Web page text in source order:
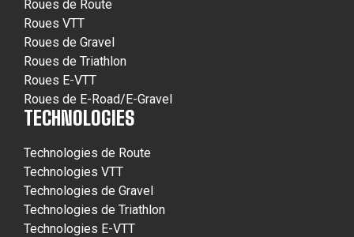
Roues de Route
Roues VTT
Roues de Gravel
Roues de Triathlon
Roues E-VTT
Roues de E-Road/E-Gravel
TECHNOLOGIES
Technologies de Route
Technologies VTT
Technologies de Gravel
Technologies de Triathlon
Technologies E-VTT